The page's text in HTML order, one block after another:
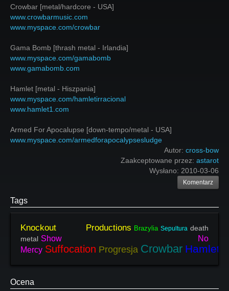
Crowbar [metal/hardcore - USA]
www.crowbarmusic.com
www.myspace.com/crowbar
Gama Bomb [thrash metal - Irlandia]
www.myspace.com/gamabomb
www.gamabomb.com
Hamlet [metal - Hiszpania]
www.myspace.com/hamletirracional
www.hamlet1.com
Armed For Apocalupse [down-tempo/metal - USA]
www.myspace.com/armedforapocalypsesludge
Autor: cross-bow
Zaakceptowane przez: astarot
Wysłano: 2010-03-06
Komentarz
Tags
Knockout Productions Brazylia Sepultura death
metal Show No
Mercy Suffocation Progresja Crowbar Hamlet
Ocena